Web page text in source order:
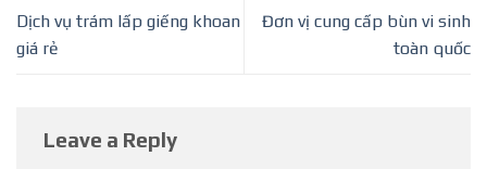
Dịch vụ trám lấp giếng khoan
giá rẻ
Đơn vị cung cấp bùn vi sinh
toàn quốc
Leave a Reply